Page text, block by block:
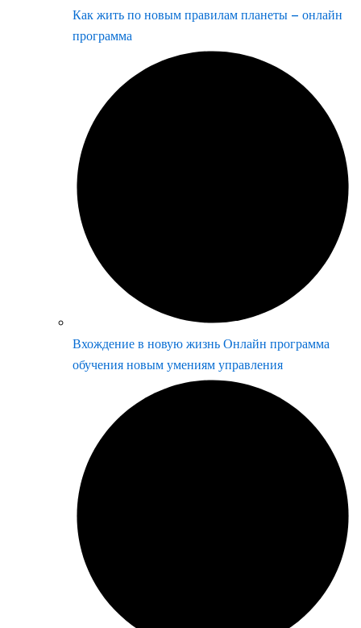
Как жить по новым правилам планеты – онлайн
программа
Вхождение в новую жизнь Онлайн программа
обучения новым умениям управления